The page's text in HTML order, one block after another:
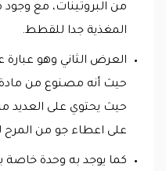
من البروتينات، مع وجود
المغذية جدا للقطط.
العرض الثاني وهو
حيث أنه مصنوع من
حيث يحتوي على العديد
على اعطاء جو من المرح
كما يوجد به وحدة خاصة